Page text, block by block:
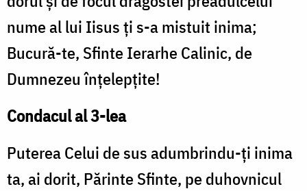
nume al lui Iisus ți s-a mistuit inima;
Bucură-te, Sfinte Ierarhe Calinic, de
Dumnezeu înțelepțite!
Condacul al 3-lea
Puterea Celui de sus adumbrindu-ți inima
ta, ai dorit, Părinte Sfinte, pe duhovnicul